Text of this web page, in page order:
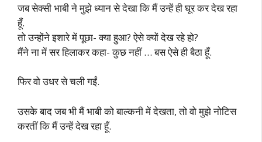
जब सेक्सी भाबी ने मुझे ध्यान से देखा कि मैं उन्हें ही घूर कर देख रहा
हूँ.
तो उन्होंने इशारे में पूछा- क्या हुआ? ऐसे क्यों देख रहे हो?
मैंने ना में सर हिलाकर कहा- कुछ नहीं … बस ऐसे ही बैठा हूँ.
फिर वो उधर से चली गईं.
उसके बाद जब भी मैं भाबी को बाल्कनी में देखता, तो वो मुझे नोटिस
करतीं कि मैं उन्हें देख रहा हूँ.